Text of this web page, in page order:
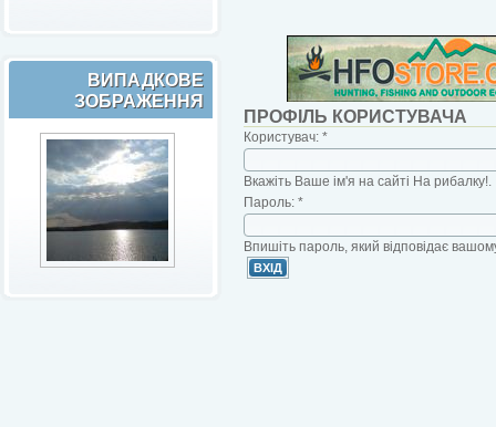
ВИПАДКОВЕ
ЗОБРАЖЕННЯ
ПРОФІЛЬ КОРИСТУВАЧА
Користувач: *
Вкажіть Ваше ім'я на сайті На рибалку!.
Пароль: *
Впишіть пароль, який відповідає